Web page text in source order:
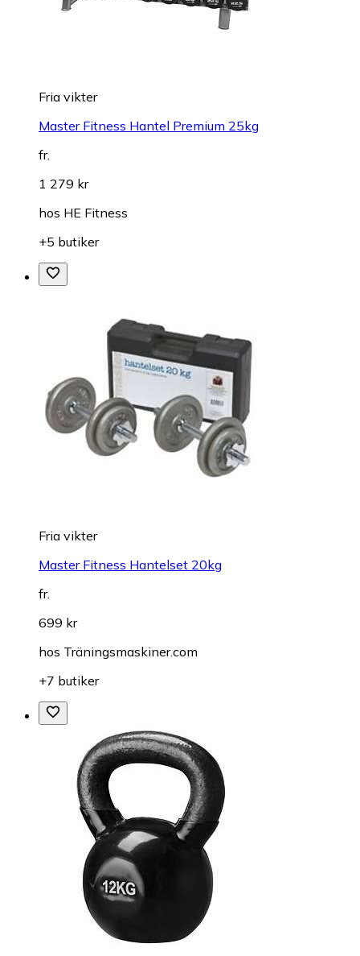
Fria vikter
Master Fitness Hantel Premium 25kg
fr.
1 279 kr
hos HE Fitness
+5 butiker
Fria vikter
Master Fitness Hantelset 20kg
fr.
699 kr
hos Träningsmaskiner.com
+7 butiker